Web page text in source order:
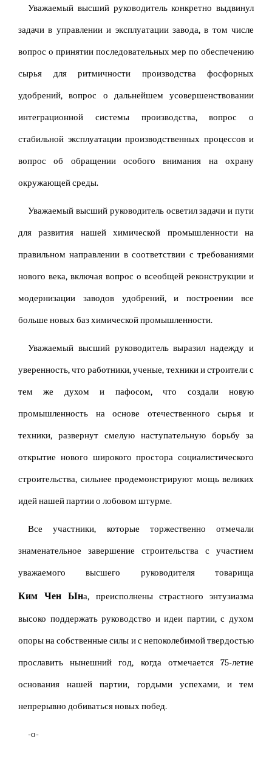
Уважаемый высший руководитель конкретно выдвинул
задачи в управлении и эксплуатации завода, в том числе
вопрос о принятии последовательных мер по обеспечению
сырья для ритмичности производства фосфорных
удобрений, вопрос о дальнейшем усовершенствовании
интеграционной системы производства, вопрос о
стабильной эксплуатации производственных процессов и
вопрос об обращении особого внимания на охрану
окружающей среды.
Уважаемый высший руководитель осветил задачи и пути
для развития нашей химической промышленности на
правильном направлении в соответствии с требованиями
нового века, включая вопрос о всеобщей реконструкции и
модернизации заводов удобрений, и построении все
больше новых баз химической промышленности.
Уважаемый высший руководитель выразил надежду и
уверенность, что работники, ученые, техники и строители с
тем же духом и пафосом, что создали новую
промышленность на основе отечественного сырья и
техники, развернут смелую наступательную борьбу за
открытие нового широкого простора социалистического
строительства, сильнее продемонстрируют мощь великих
идей нашей партии о лобовом штурме.
Все участники, которые торжественно отмечали
знаменательное завершение строительства с участием
уважаемого высшего руководителя товарища
Ким Чен Ына, преисполнены страстного энтузиазма
высоко поддержать руководство и идеи партии, с духом
опоры на собственные силы и с непоколебимой твердостью
прославить нынешний год, когда отмечается 75-летие
основания нашей партии, гордыми успехами, и тем
непрерывно добиваться новых побед.
-о-